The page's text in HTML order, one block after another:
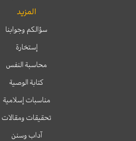
المزيد
سؤالكم وجوابنا
إستخارة
محاسبة النفس
كتابة الوصية
مناسبات إسلامية
تحقيقات ومقالات
آداب وسنن